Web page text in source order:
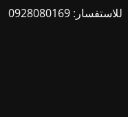
للاستفسار: 0928080169